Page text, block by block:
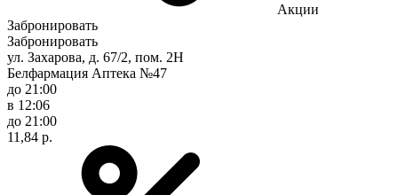
Акции
Забронировать
Забронировать
ул. Захарова, д. 67/2, пом. 2Н
Белфармация Аптека №47
до 21:00
в 12:06
до 21:00
11,84 р.